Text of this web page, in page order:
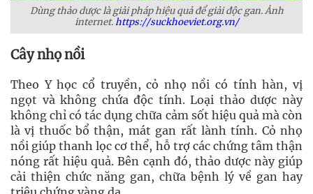
Dùng thảo dược là giải pháp hiệu quả để giải độc gan. Ảnh
internet.https://suckhoeviet.org.vn/
Cây nhọ nồi
Theo Y học cổ truyền, cỏ nhọ nồi có tính hàn, vị
ngọt và không chứa độc tính. Loại thảo dược này
không chỉ có tác dụng chữa cảm sốt hiệu quả mà còn
là vị thuốc bổ thận, mát gan rất lành tính. Cỏ nhọ
nồi giúp thanh lọc cơ thể, hỗ trợ các chứng tâm thận
nóng rất hiệu quả. Bên cạnh đó, thảo dược này giúp
cải thiện chức năng gan, chữa bệnh lý về gan hay